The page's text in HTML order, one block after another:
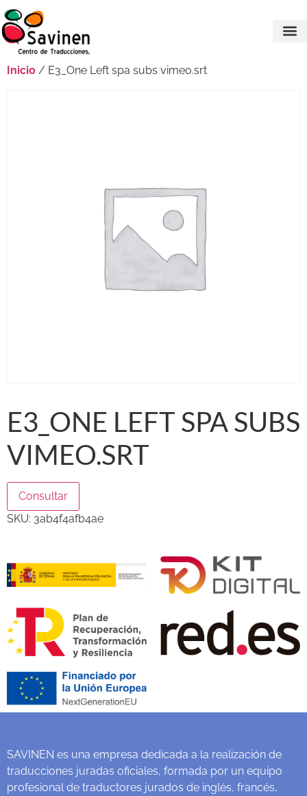
Inicio / E3_One Left spa subs vimeo.srt
E3_ONE LEFT SPA SUBS
VIMEO.SRT
Consultar
SKU: 3ab4f4afb4ae
SAVINEN es una empresa dedicada a la realización de
traducciones juradas oficiales, formada por un equipo
profesional de traductores jurados de inglés, francés,